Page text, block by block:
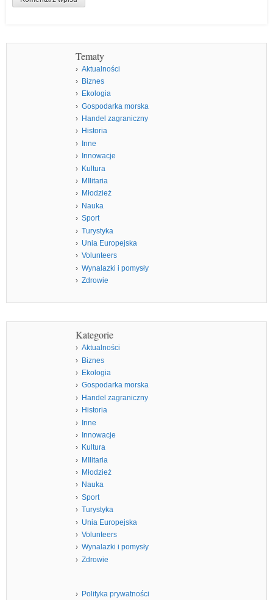
Tematy
Aktualności
Biznes
Ekologia
Gospodarka morska
Handel zagraniczny
Historia
Inne
Innowacje
Kultura
MIlitaria
Młodzież
Nauka
Sport
Turystyka
Unia Europejska
Volunteers
Wynalazki i pomysły
Zdrowie
Kategorie
Aktualności
Biznes
Ekologia
Gospodarka morska
Handel zagraniczny
Historia
Inne
Innowacje
Kultura
MIlitaria
Młodzież
Nauka
Sport
Turystyka
Unia Europejska
Volunteers
Wynalazki i pomysły
Zdrowie
Polityka prywatności